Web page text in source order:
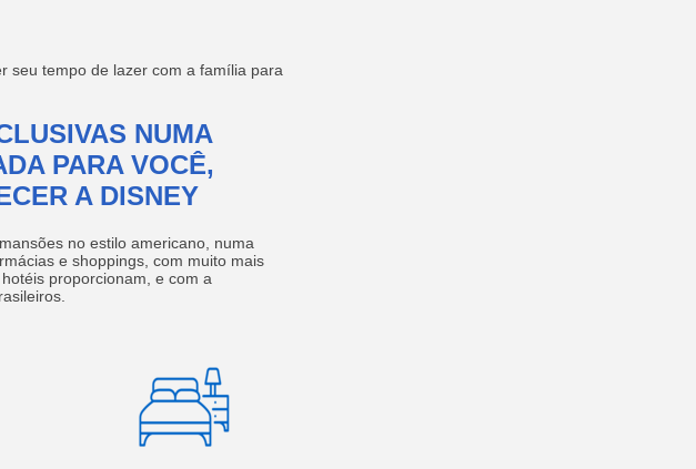
seu tempo de lazer com a família para
NUMA
PARA VOCÊ,
A DISNEY
no estilo americano, numa
e shoppings, com muito mais
proporcionam, e com a